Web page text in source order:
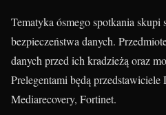
Tematyka ósmego spotkania skupi
bezpieczeństwa danych.
danych przed ich kradzieżą oraz
Prelegentami będą
Mediarecovery, Fortinet.